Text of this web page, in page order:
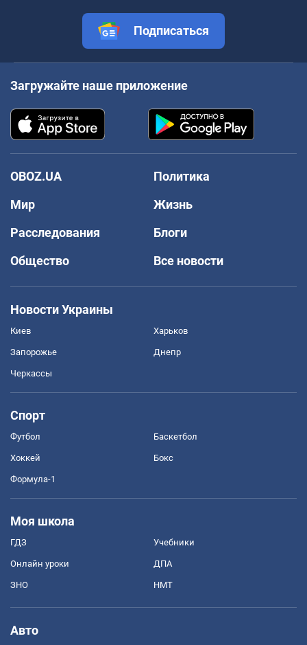
Подписаться
Загружайте наше приложение
OBOZ.UA
Политика
Мир
Жизнь
Расследования
Блоги
Общество
Все новости
Новости Украины
Киев Харьков
Запорожье Днепр
Черкассы
Спорт
Футбол Баскетбол
Хоккей Бокс
Формула-1
Моя школа
ГДЗ Учебники
Онлайн уроки ДПА
ЗНО НМТ
Авто